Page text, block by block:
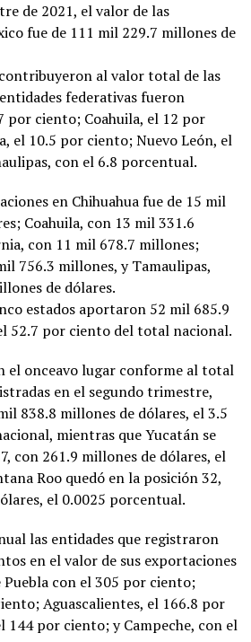
de 2021, el valor de las
fue de 111 mil 229.7 millones de
al valor total de las
federativas fueron
por ciento; Coahuila, el 12 por
el 10.5 por ciento; Nuevo León, el
con el 6.8 porcentual.
en Chihuahua fue de 15 mil
Coahuila, con 13 mil 331.6
con 11 mil 678.7 millones;
756.3 millones, y Tamaulipas,
de dólares.
estados aportaron 52 mil 685.9
52.7 por ciento del total nacional.
el onceavo lugar conforme al total
en el segundo trimestre,
838.8 millones de dólares, el 3.5
mientras que Yucatán se
con 261.9 millones de dólares, el
Roo quedó en la posición 32,
el 0.0025 porcentual.
las entidades que registraron
en el valor de sus exportaciones
con el 305 por ciento;
Aguascalientes, el 166.8 por
144 por ciento; y Campeche, con el